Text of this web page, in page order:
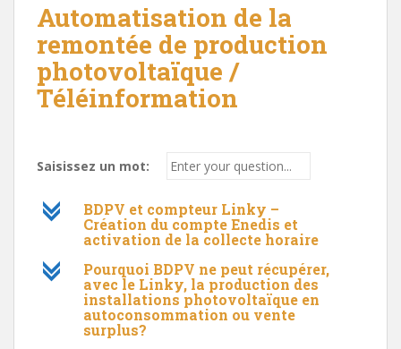
Automatisation de la
remontée de production
photovoltaïque /
Téléinformation
Saisissez un mot:
c
BDPV et compteur Linky –
Création du compte Enedis et
activation de la collecte horaire
c
Pourquoi BDPV ne peut récupérer,
avec le Linky, la production des
installations photovoltaïque en
autoconsommation ou vente
surplus?